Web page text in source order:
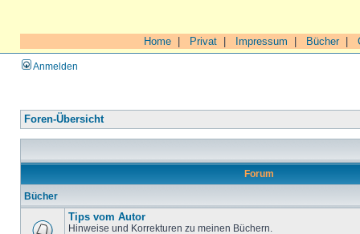
Home Privat Impressum Bücher|
Anmelden
Foren-Übersicht
Forum
Bücher
Tips vom Autor
Hinweise und Korrekturen zu meinen Büchern.